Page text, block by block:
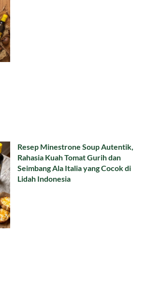
Resep Minestrone Soup Autentik,
Rahasia Kuah Tomat Gurih dan
Seimbang Ala Italia yang Cocok di
Lidah Indonesia